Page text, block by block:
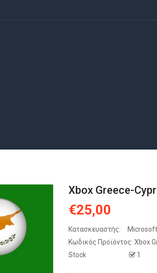
Xbox Greece-
€25,00
Κατασκευαστής:
Κωδικός Προϊόντος: Xbox
Stock
1